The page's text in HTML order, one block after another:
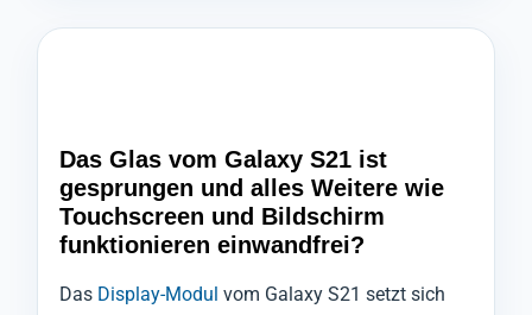
Das Glas vom Galaxy S21 ist
gesprungen und alles Weitere wie
Touchscreen und Bildschirm
funktionieren einwandfrei?
Das Display-Modul vom Galaxy S21 setzt sich